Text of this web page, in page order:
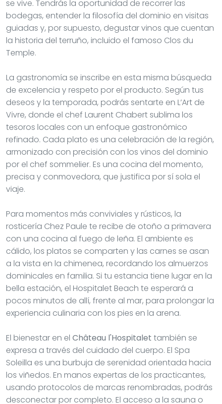
se vive. Tendrás la oportunidad de recorrer las
bodegas, entender la filosofía del dominio en visitas
guiadas y, por supuesto, degustar vinos que cuentan
la historia del terruño, incluido el famoso Clos du
Temple.
La gastronomía se inscribe en esta misma búsqueda
de excelencia y respeto por el producto. Según tus
deseos y la temporada, podrás sentarte en L’Art de
Vivre, donde el chef Laurent Chabert sublima los
tesoros locales con un enfoque gastronómico
refinado. Cada plato es una celebración de la región,
armonizado con precisión con los vinos del dominio
por el chef sommelier. Es una cocina del momento,
precisa y conmovedora, que justifica por sí sola el
viaje.
Para momentos más conviviales y rústicos, la
rosticería Chez Paule te recibe de otoño a primavera
con una cocina al fuego de leña. El ambiente es
cálido, los platos se comparten y las carnes se asan
a la vista en la chimenea, recordando los almuerzos
dominicales en familia. Si tu estancia tiene lugar en la
bella estación, el Hospitalet Beach te esperará a
pocos minutos de allí, frente al mar, para prolongar la
experiencia culinaria con los pies en la arena.
El bienestar en el Château l'Hospitalet también se
expresa a través del cuidado del cuerpo. El Spa
Soleilla es una burbuja de serenidad orientada hacia
los viñedos. En manos expertas de los practicantes,
usando protocolos de marcas renombradas, podrás
desconectar por completo. El acceso a la sauna o